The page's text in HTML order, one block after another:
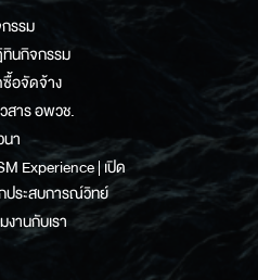
รรม
นกิจกรรม
อจัดจ้าง
สาร อพวช.
นา
Experience | เปิด
ประสบการณ์วิทย์
งานกับเรา